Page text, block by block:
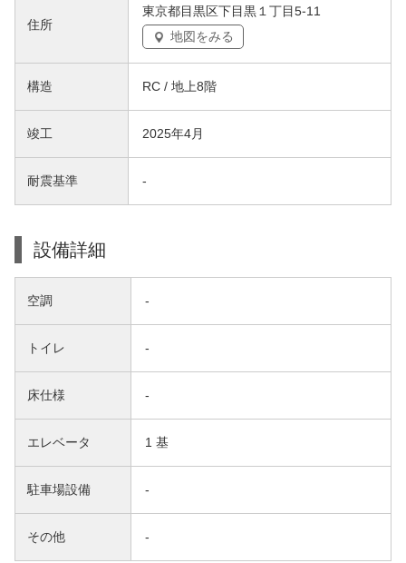
住所
東京都目黒区下目黒１丁目5-11
地図をみる
構造 RC / 地上8階
竣工 2025年4月
耐震基準 -
設備詳細
空調 -
トイレ -
床仕様 -
エレベータ 1 基
駐車場設備 -
その他 -